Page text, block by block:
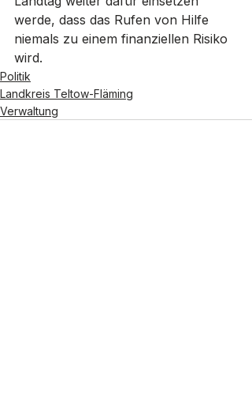
werde, dass das Rufen von Hilfe
niemals zu einem finanziellen Risiko
wird.
Politik
Landkreis Teltow-Fläming
Verwaltung